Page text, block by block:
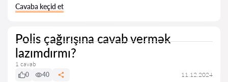
Cavaba keçid et
Polis çağırışına cavab vermək
lazımdırmı?
1 cavab
0
40 11.12.2024